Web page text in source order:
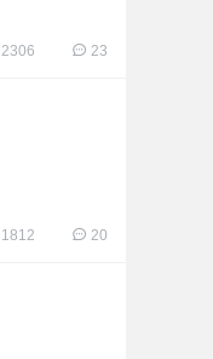
23
2306
20
1812